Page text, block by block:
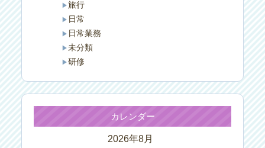
旅行
日常
日常業務
未分類
研修
カレンダー
2026年8月